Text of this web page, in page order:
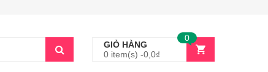
GIỎ HÀNG
0 item(s) -0,0₫
0